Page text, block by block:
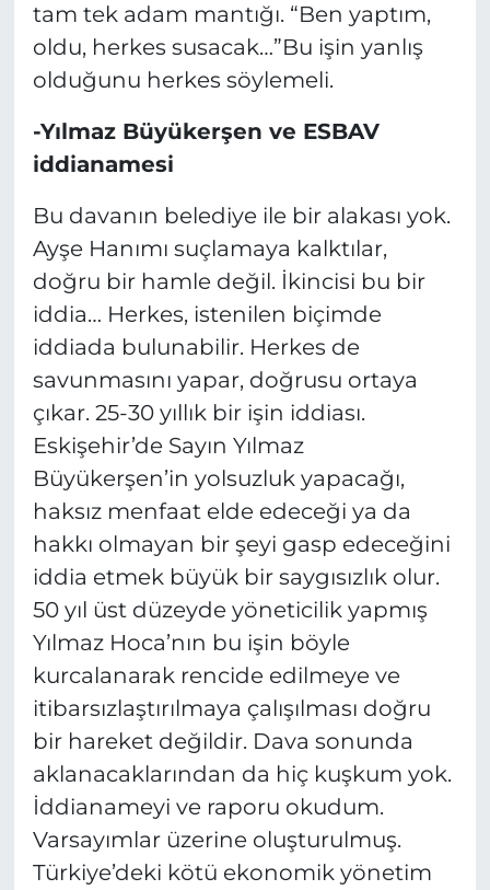
tam tek adam mantığı. “Ben yaptım,
oldu, herkes susacak…”Bu işin yanlış
olduğunu herkes söylemeli.
-Yılmaz Büyükerşen ve ESBAV
iddianamesi
Bu davanın belediye ile bir alakası yok.
Ayşe Hanımı suçlamaya kalktılar,
doğru bir hamle değil. İkincisi bu bir
iddia… Herkes, istenilen biçimde
iddiada bulunabilir. Herkes de
savunmasını yapar, doğrusu ortaya
çıkar. 25-30 yıllık bir işin iddiası.
Eskişehir’de Sayın Yılmaz
Büyükerşen’in yolsuzluk yapacağı,
haksız menfaat elde edeceği ya da
hakkı olmayan bir şeyi gasp edeceğini
iddia etmek büyük bir saygısızlık olur.
50 yıl üst düzeyde yöneticilik yapmış
Yılmaz Hoca’nın bu işin böyle
kurcalanarak rencide edilmeye ve
itibarsızlaştırılmaya çalışılması doğru
bir hareket değildir. Dava sonunda
aklanacaklarından da hiç kuşkum yok.
İddianameyi ve raporu okudum.
Varsayımlar üzerine oluşturulmuş.
Türkiye’deki kötü ekonomik yönetim